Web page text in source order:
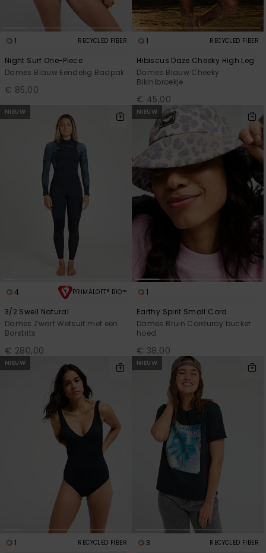
1 RECYCLED FIBER
Night Surf One-Piece
Dames Blauw Eendelig Badpak
€ 85,00
1 RECYCLED FIBER
Hibiscus Daze Cheeky High Leg
Dames Blauw Cheeky
Bikinibroekje
€ 45,00
NIEUW
4 PRIMALOFT® BIO™
3/2 Swell Natural
Dames Zwart Wetsuit met een
Borstrits
€ 280,00
NIEUW
1
Earthy Spirit Small Cord
Dames Bruin Corduroy bucket
hoed
€ 38,00
NIEUW
1 RECYCLED FIBER
NIEUW
3 RECYCLED FIBER